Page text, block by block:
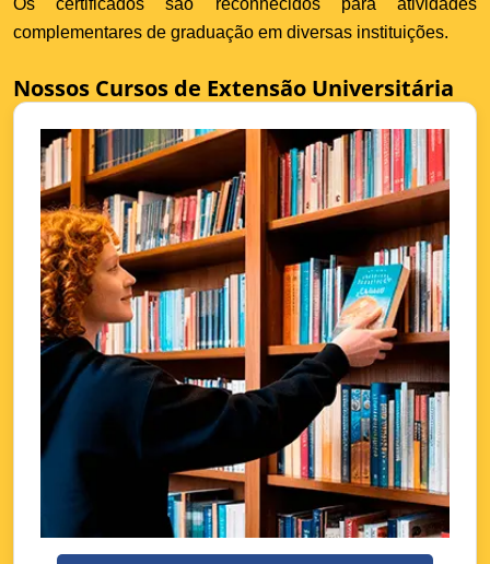
Os certificados são reconhecidos para atividades
complementares de graduação em diversas instituições.
Nossos Cursos de Extensão Universitária